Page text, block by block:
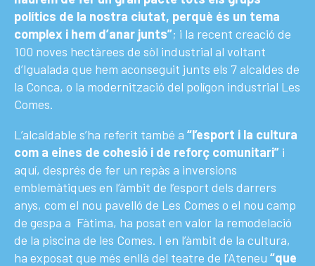
polítics de la nostra ciutat, perquè és un tema
complex i hem d’anar junts”; i la recent creació de
100 noves hectàrees de sòl industrial al voltant
d’Igualada que hem aconseguit junts els 7 alcaldes de
la Conca, o la modernització del polígon industrial Les
Comes.
L’alcaldable s’ha referit també a “l’esport i la cultura
com a eines de cohesió i de reforç comunitari” i
aquí, després de fer un repàs a inversions
emblemàtiques en l’àmbit de l’esport dels darrers
anys, com el nou pavelló de Les Comes o el nou camp
de gespa a Fàtima, ha posat en valor la remodelació
de la piscina de les Comes. I en l’àmbit de la cultura,
ha exposat que més enllà del teatre de l’Ateneu “que